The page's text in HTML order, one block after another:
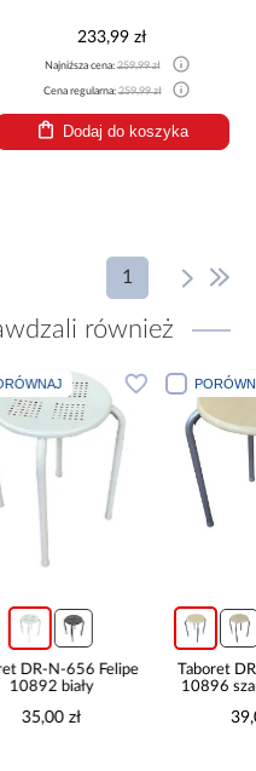
233,99 zł
Najniższa cena:259,99 zł
Cena regularna:259,99 zł
Dodaj do koszyka
1
również
DR-N-656 Felipe
10892 biały
35,00 zł
Taboret
10896